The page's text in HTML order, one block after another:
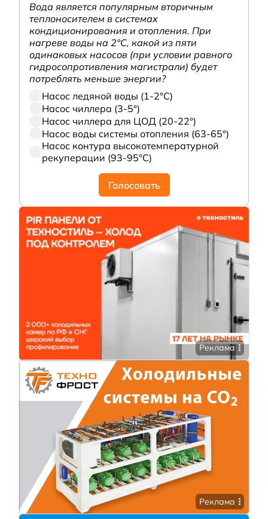
Вода является популярным вторичным
теплоносителем в системах
кондиционирования и отопления. При
нагреве воды на 2°С, какой из пяти
одинаковых насосов (при условии равного
гидросопротивления магистрали) будет
потреблять меньше энергии?
Насос ледяной воды (1-2°С)
Насос чиллера (3-5°)
Насос чиллера для ЦОД (20-22°)
Насос воды системы отопления (63-65°)
Насос контура высокотемпературной
рекуперации (93-95°С)
Голосовать
Реклама
Реклама